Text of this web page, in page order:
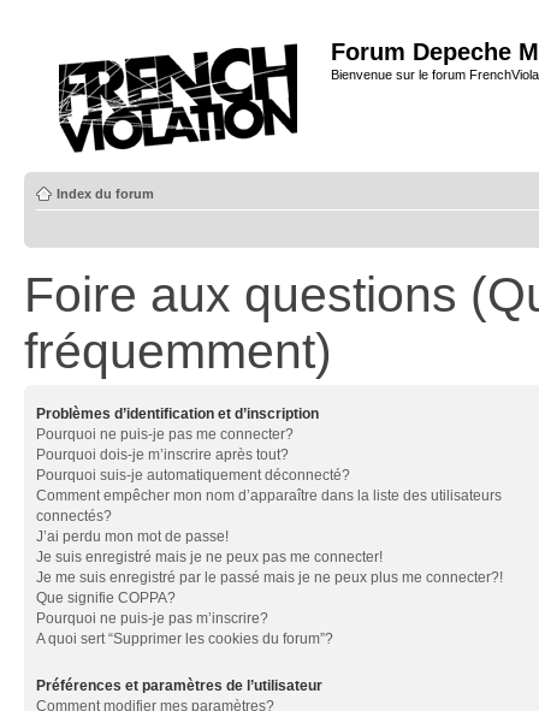
Forum Depeche
Bienvenue sur le forum
Index du forum
Foire aux questions
fréquemment)
Problèmes d’identification et d’inscription
Pourquoi ne puis-je pas me connecter?
Pourquoi dois-je m’inscrire après tout?
Pourquoi suis-je automatiquement déconnecté?
Comment empêcher mon nom d’apparaître dans la liste des utilisateurs
connectés?
J’ai perdu mon mot de passe!
Je suis enregistré mais je ne peux pas me connecter!
Je me suis enregistré par le passé mais je ne peux plus me connecter?!
Que signifie COPPA?
Pourquoi ne puis-je pas m’inscrire?
A quoi sert “Supprimer les cookies du forum”?
Préférences et paramètres de l’utilisateur
Comment modifier mes paramètres?